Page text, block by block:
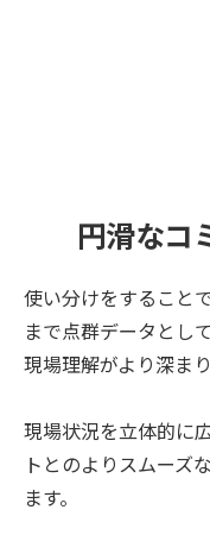
円滑なコ
使い分けをすること
まで点群データとし
現場理解がより深まり
現場状況を立体的に
トとのよりスムーズ
ます。